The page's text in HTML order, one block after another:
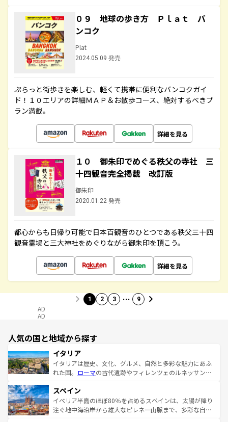
０９ 地球の歩き方 Ｐｌａｔ バ
ンコク
Plat
2024.05.09 発売
ぷらっと街歩きを楽しむ、軽くて携帯に便利なバンコクガイ
ド！１０エリアの詳細ＭＡＰ＆お散歩コース、絶対するべきプ
ラン満載。
詳細を見る
１０ 御朱印でめぐる秩父の寺社 三
十四観音完全掲載 改訂版
御朱印
2020.01.22 発売
都心からも日帰り可能で日本百観音のひとつである秩父三十四
観音霊場と三大神社をめぐりながら御朱印を頂こう。
詳細を見る
1 2 3 … 9
AD
AD
人気の国と地域から探す
イタリア
イタリアは歴史、文化、グルメ、自然と多彩な魅力にあふ
れた国。 ローマの古代遺跡やフィレンツェのルネッサンス
ろん、トスカーナの美しい田園風景やアマルフィ海岸の絶
景など、自然景観も見逃せない。観光の合間には、本場の
ピザやパスタなど、絶品のイタリア料理を堪能することも
スペイン
イベリア半島のほぼ80％を占めるスペインは、太陽が降り
注ぐ地中海沿岸から雄大なピレネー山脈まで、多彩な自然